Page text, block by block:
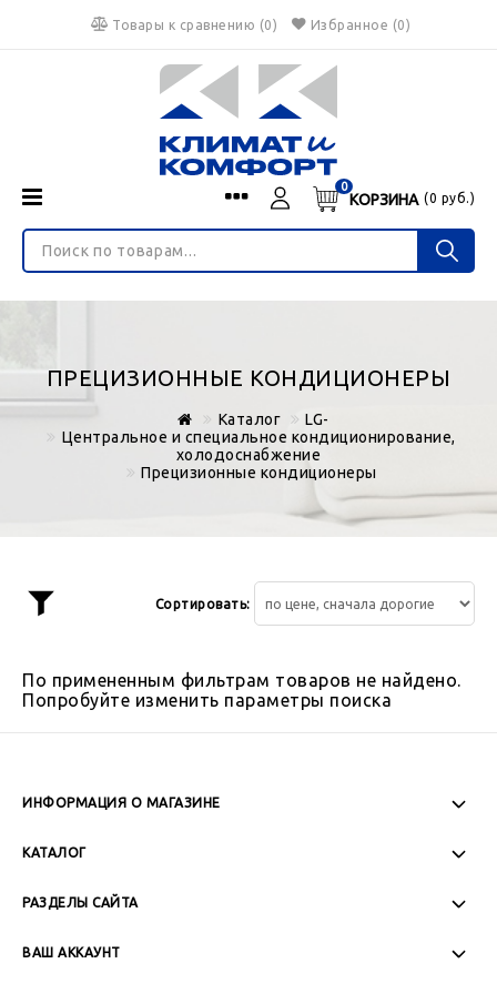
Товары к сравнению (0) Избранное (0)
Menu
Войти
€ $ руб.
КОРЗИНА
0
(0 руб.)
О нас
НЕ ЯВЛЯЕТСЯ ПУБЛИЧНОЙ ОФЕРТОЙ
Доставка и оплата
Блог
Контакты
ПРЕЦИЗИОННЫЕ КОНДИЦИОНЕРЫ
Каталог
LG-
Центральное и специальное кондиционирование,
холодоснабжение
Прецизионные кондиционеры
Сортировать:
По примененным фильтрам товаров не найдено.
Попробуйте изменить параметры поиска
ИНФОРМАЦИЯ О МАГАЗИНЕ
Сб-Вс: Выходной
КАТАЛОГ
РАЗДЕЛЫ САЙТА
ВАШ АККАУНТ